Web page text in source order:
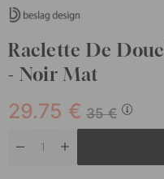
Raclette De
- Noir Mat
35€
29.75 €